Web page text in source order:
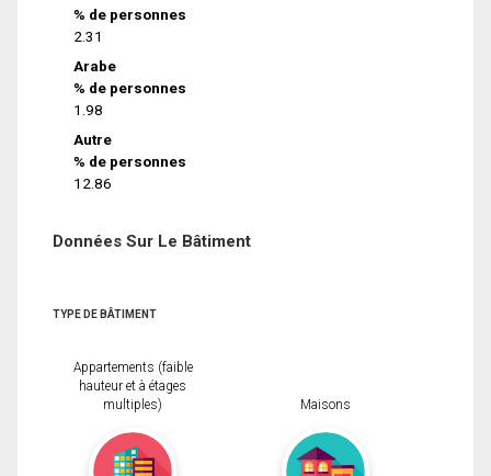
% de personnes
2.31
Arabe
% de personnes
1.98
Autre
% de personnes
12.86
Données Sur Le Bâtiment
TYPE DE BÂTIMENT
Appartements (faible
hauteur et à étages
multiples)
Maisons